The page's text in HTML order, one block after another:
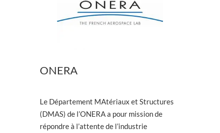
ONERA
Le Département MAtériaux et Structures
(DMAS) de l’ONERA a pour mission de
répondre à l’attente de l’industrie